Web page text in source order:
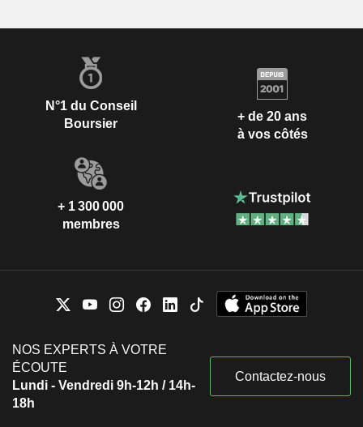
N°1 du Conseil
Boursier
+ de 20 ans
à vos côtés
+ 1 300 000
membres
NOS EXPERTS À VOTRE
ÉCOUTE
Lundi - Vendredi 9h-12h / 14h-
18h
Contactez-nous